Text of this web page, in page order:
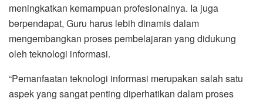
meningkatkan kemampuan profesionalnya. Ia juga
berpendapat, Guru harus lebih dinamis dalam
mengembangkan proses pembelajaran yang didukung
oleh teknologi informasi.
“Pemanfaatan teknologi informasi merupakan salah satu
aspek yang sangat penting diperhatikan dalam proses